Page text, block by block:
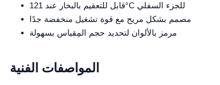
قابل للتعقيم بالبخار عند 121°C للجزء السفلي
مصمم بشكل مريح مع قوة تشغيل منخفضة جدًا
مرمز بالألوان لتحديد حجم المِقياس بسهولة
المواصفات الفنية